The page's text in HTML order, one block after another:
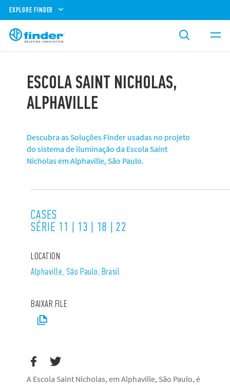
EXPLORE FINDER
ESCOLA SAINT NICHOLAS,
ALPHAVILLE
Descubra as Soluções Finder usadas no projeto
do sistema de iluminação da Escola Saint
Nicholas em Alphaville, São Paulo.
CASES
SÉRIE 11 | 13 | 18 | 22
LOCATION
Alphaville, São Paulo, Brasil
BAIXAR FILE
A Escola Saint Nicholas, em Alphaville, São Paulo, é